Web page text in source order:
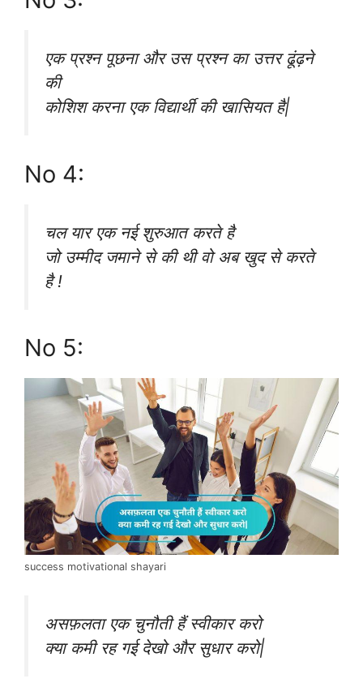
एक प्रश्न पूछना और उस प्रश्न का उत्तर ढूंढ़ने
की
कोशिश करना एक विद्यार्थी की खासियत है|
No 4:
चल यार एक नई शुरुआत करते है
जो उम्मीद जमाने से की थी वो अब खुद से करते
है !
No 5:
success motivational shayari
असफ़लता एक चुनौती हैं स्वीकार करो
क्या कमी रह गई देखो और सुधार करो|